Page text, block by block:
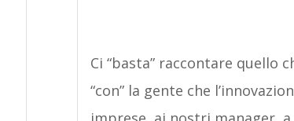
Ci “basta” raccontare quello
“con” la gente che